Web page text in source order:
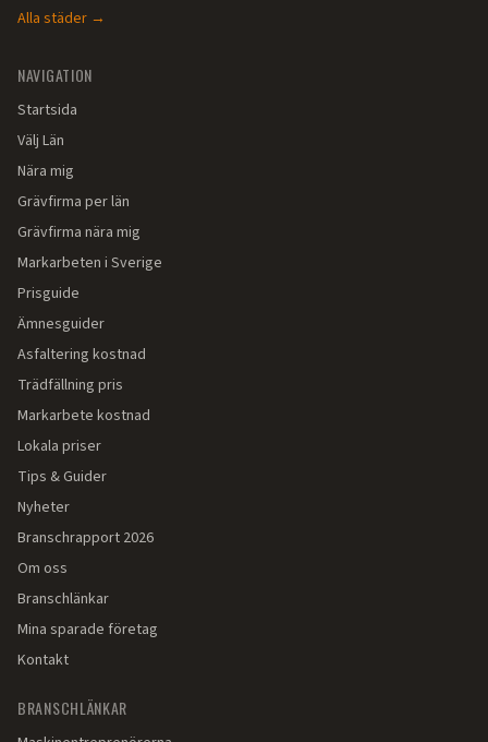
Alla städer →
NAVIGATION
Startsida
Välj Län
Nära mig
Grävfirma per län
Grävfirma nära mig
Markarbeten i Sverige
Prisguide
Ämnesguider
Asfaltering kostnad
Trädfällning pris
Markarbete kostnad
Lokala priser
Tips & Guider
Nyheter
Branschrapport 2026
Om oss
Branschlänkar
Mina sparade företag
Kontakt
BRANSCHLÄNKAR